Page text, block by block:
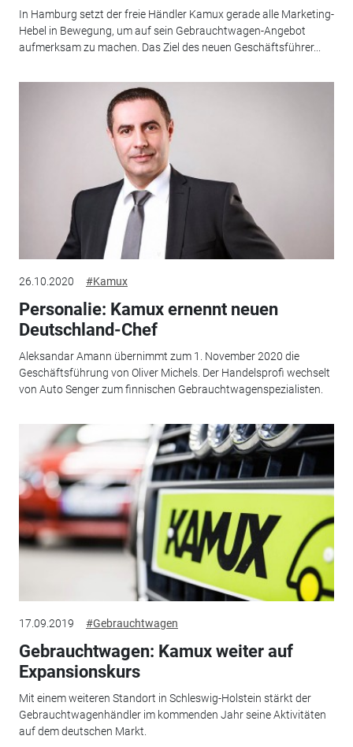
In Hamburg setzt der freie Händler Kamux gerade alle Marketing-
Hebel in Bewegung, um auf sein Gebrauchtwagen-Angebot
aufmerksam zu machen. Das Ziel des neuen Geschäftsführer...
26.10.2020 #Kamux
Personalie: Kamux ernennt neuen
Deutschland-Chef
Aleksandar Amann übernimmt zum 1. November 2020 die
Geschäftsführung von Oliver Michels. Der Handelsprofi wechselt
von Auto Senger zum finnischen Gebrauchtwagenspezialisten.
17.09.2019 #Gebrauchtwagen
Gebrauchtwagen: Kamux weiter auf
Expansionskurs
Mit einem weiteren Standort in Schleswig-Holstein stärkt der
Gebrauchtwagenhändler im kommenden Jahr seine Aktivitäten
auf dem deutschen Markt.